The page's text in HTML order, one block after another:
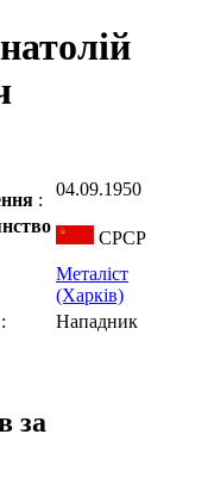
:
04.09.1950
СРСР
Металіст
(Харків)
: Нападник
за